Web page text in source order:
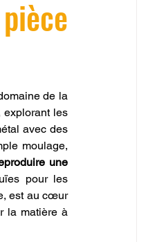
3D en ligne.
CREALITY
de la
explorant les
avec des
moulage,
une
pour les
est au cœur
la matière à